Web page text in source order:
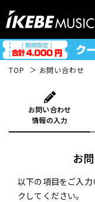
TOP お問い合わせ
お問い合わせ
情報の入力
お
以下の項目をご入
クしてください。